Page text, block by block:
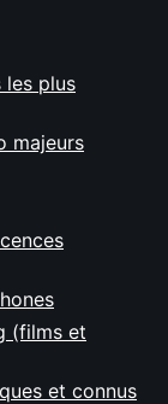
les plus
majeurs
(films et
et connus